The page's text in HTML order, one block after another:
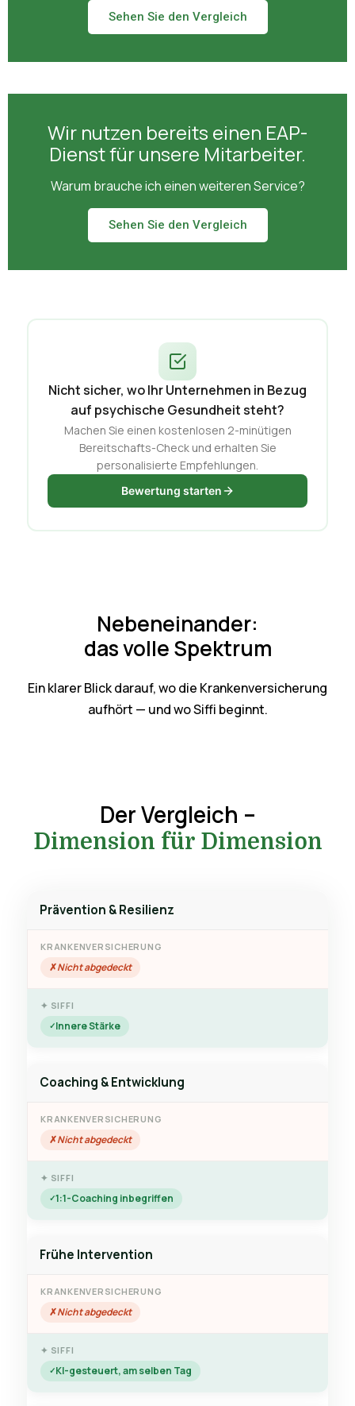
Sehen Sie den Vergleich
Wir nutzen bereits einen EAP-
Dienst für unsere Mitarbeiter.
Warum brauche ich einen weiteren Service?
Sehen Sie den Vergleich
Nicht sicher, wo Ihr Unternehmen in Bezug
auf psychische Gesundheit steht?
Machen Sie einen kostenlosen 2-minütigen
Bereitschafts-Check und erhalten Sie
personalisierte Empfehlungen.
Bewertung starten
Nebeneinander:
das volle Spektrum
Ein klarer Blick darauf, wo die Krankenversicherung
aufhört — und wo Siffi beginnt.
Der Vergleich –
Dimension für Dimension
Prävention & Resilienz
Nicht abgedeckt
Innere Stärke
Coaching & Entwicklung
Nicht abgedeckt
1:1-Coaching inbegriffen
Frühe Intervention
Nicht abgedeckt
KI-gesteuert, am selben Tag